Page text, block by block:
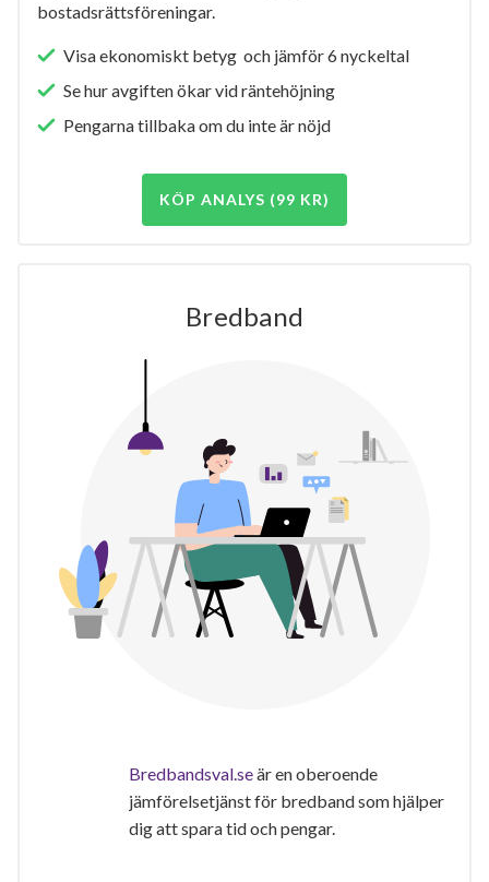
bostadsrättsföreningar.
Visa ekonomiskt betyg och jämför 6 nyckeltal
Se hur avgiften ökar vid räntehöjning
Pengarna tillbaka om du inte är nöjd
KÖP ANALYS (99 KR)
Bredband
Bredbandsval.seär en oberoende
jämförelsetjänst för bredband som hjälper
dig att spara tid och pengar.